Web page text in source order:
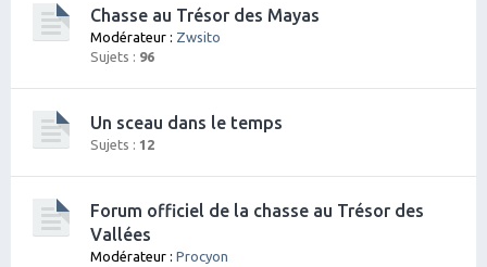
Chasse au Trésor des Mayas
Modérateur : Zwsito
Sujets : 96
Un sceau dans le temps
Sujets : 12
Forum officiel de la chasse au Trésor des
Vallées
Modérateur : Procyon